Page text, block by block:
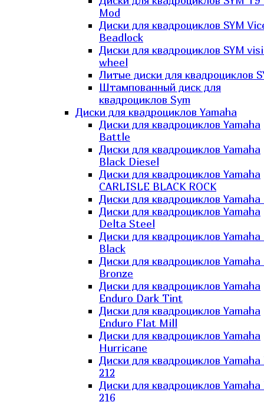
Mod
Диски для квадроциклов SYM
Beadlock
Диски для квадроциклов SYM
wheel
Литые диски для квадроциклов
Штампованный диск для
квадроциклов Sym
Диски для квадроциклов Yamaha
Диски для квадроциклов Yamaha
Battle
Диски для квадроциклов Yamaha
Black Diesel
Диски для квадроциклов Yamaha
CARLISLE BLACK ROCK
Диски для квадроциклов Yamaha
Диски для квадроциклов Yamaha
Delta Steel
Диски для квадроциклов
Black
Диски для квадроциклов
Bronze
Диски для квадроциклов Yamaha
Enduro Dark Tint
Диски для квадроциклов Yamaha
Enduro Flat Mill
Диски для квадроциклов Yamaha
Hurricane
Диски для квадроциклов
212
Диски для квадроциклов
216